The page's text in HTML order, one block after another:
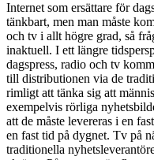
Internet som ersättare för
tänkbart, men man måste
och tv i allt högre grad, så
inaktuell. I ett längre
dagspress, radio och tv
till distributionen via de
rimligt att tänka sig att
exempelvis rörliga
att de måste levereras i en
en fast tid på dygnet. Tv på
traditionella